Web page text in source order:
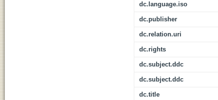
dc.language.iso
dc.publisher
dc.relation.uri
dc.rights
dc.subject.ddc
dc.subject.ddc
dc.title